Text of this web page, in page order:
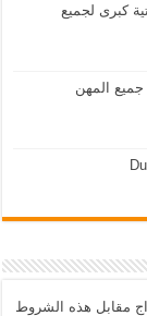
كبرى لجميع
عمل في قطر 2024 تشمل جميع المهن
مقابل هذه الشروط